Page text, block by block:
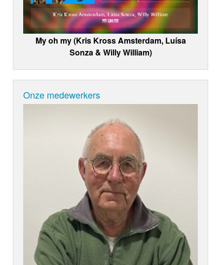
My oh my (Kris Kross Amsterdam, Luísa
Sonza & Willy William)
Onze medewerkers